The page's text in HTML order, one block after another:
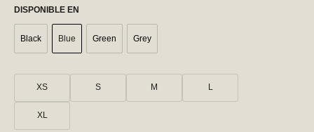
DISPONIBLE EN
Black Blue Green Grey
XS S M L
XL